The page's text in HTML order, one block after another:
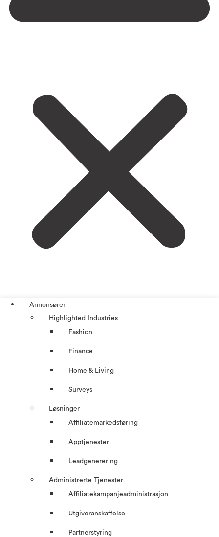
Annonsører
Highlighted Industries
Fashion
Finance
Home & Living
Surveys
Løsninger
Affiliatemarkedsføring
Apptjenester
Leadgenerering
Administrerte Tjenester
Affiliatekampanjeadministrasjon
Utgiveranskaffelse
Partnerstyring